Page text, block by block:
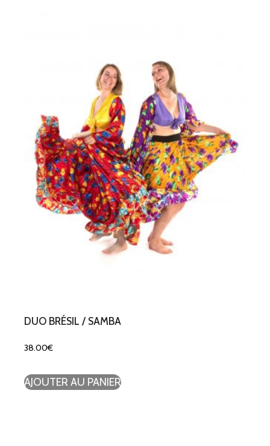
DUO BRÉSIL / SAMBA
38.00€
AJOUTER AU PANIER